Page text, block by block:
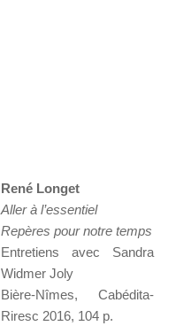
René Longet
Aller à l’essentiel
Repères pour notre temps
Entretiens avec Sandra
Widmer Joly
Bière-Nîmes, Cabédita-
Riresc 2016, 104 p.